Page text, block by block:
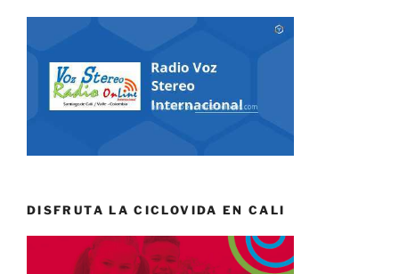
DISFRUTA LA CICLOVIDA EN CALI